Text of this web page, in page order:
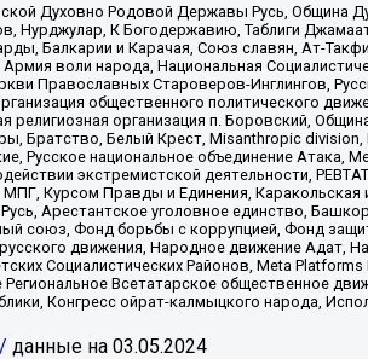
Духовно Родовой Державы Русь, Община
Нурджулар, К Богодержавию, Таблиги
Балкарии и Карачая, Союз славян, Ат-
воли народа, Национальная
Православных Староверов-Инглингов,
общественного политического
организация п. Боровский,
Братство, Белый Крест, Misanthropic
Русское национальное объединение
экстремистской деятельности,
Курсом Правды и Единения, Каракольская
Арестантское уголовное единство,
союз, Фонд борьбы с коррупцией, Фонд
движения, Народное движение Адат,
Социалистических Районов, Meta
Региональное Всетатарское общественное
Конгресс ойрат-калмыцкого народа,
данные на 03.05.2024